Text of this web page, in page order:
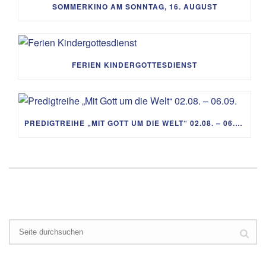
SOMMERKINO AM SONNTAG, 16. AUGUST
FERIEN KINDERGOTTESDIENST
PREDIGTREIHE „MIT GOTT UM DIE WELT“ 02.08. – 06.09.